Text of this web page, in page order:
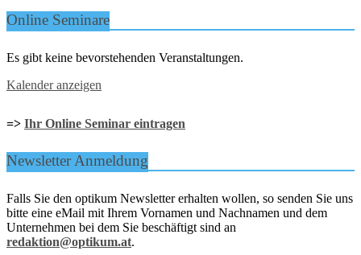
Online Seminare
Es gibt keine bevorstehenden Veranstaltungen.
Kalender anzeigen
=> Ihr Online Seminar eintragen
Newsletter Anmeldung
Falls Sie den optikum Newsletter erhalten wollen, so senden Sie uns
bitte eine eMail mit Ihrem Vornamen und Nachnamen und dem
Unternehmen bei dem Sie beschäftigt sind an
redaktion@optikum.at.